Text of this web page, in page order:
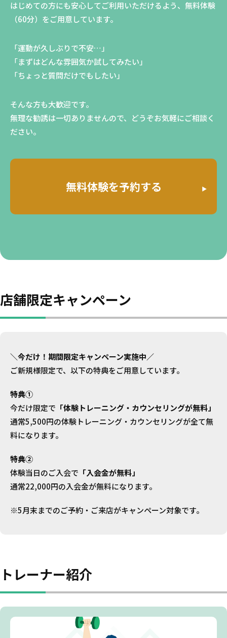
はじめての方にも安心してご利用いただけるよう、無料体験
（60分）をご用意しています。
「運動が久しぶりで不安…」
「まずはどんな雰囲気か試してみたい」
「ちょっと質問だけでもしたい」
そんな方も大歓迎です。
無理な勧誘は一切ありませんので、どうぞお気軽にご相談く
ださい。
無料体験を予約する
店舗限定キャンペーン
＼今だけ！期間限定キャンペーン実施中／
ご新規様限定で、以下の特典をご用意しています。
特典①
今だけ限定で 「体験トレーニング・カウンセリングが無料」
通常5,500円の体験トレーニング・カウンセリングが全て無
料になります。
特典②
体験当日のご入会で 「入会金が無料」
通常22,000円の入会金が無料になります。
※5月末までのご予約・ご来店がキャンペーン対象です。
トレーナー紹介